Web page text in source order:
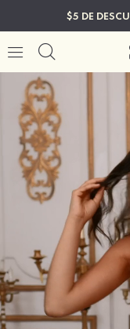
$5 DE